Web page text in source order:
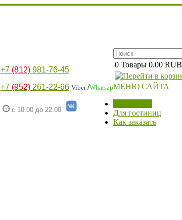
+7 (812) 981-76-45
+7 (952) 261-22-66 Viber/Whatsap
с 10.00 до 22.00
0 Товары 0.00 RUB
МЕНЮ САЙТА
Для гостиниц
Как заказать